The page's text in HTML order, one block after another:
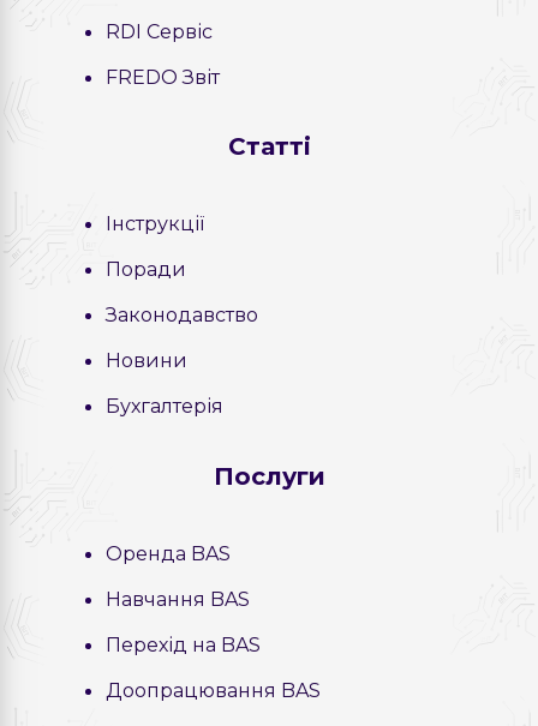
RDI Сервіс
FREDO Звіт
Статті
Інструкції
Поради
Законодавство
Новини
Бухгалтерія
Послуги
Оренда BAS
Навчання BAS
Перехід на BAS
Доопрацювання BAS